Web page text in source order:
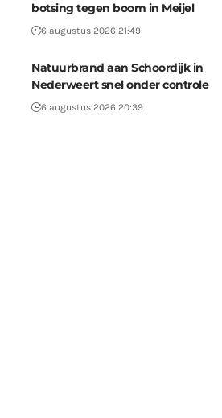
botsing tegen boom in Meijel
6 augustus 2026 21:49
Natuurbrand aan Schoordijk in
Nederweert snel onder controle
6 augustus 2026 20:39